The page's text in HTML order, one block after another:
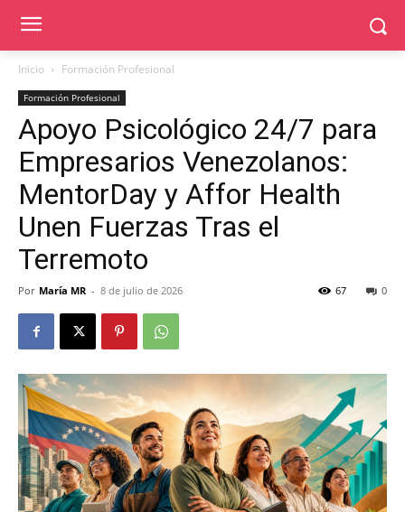
Inicio Formación Profesional
Formación Profesional
Apoyo Psicológico 24/7 para
Empresarios Venezolanos:
MentorDay y Affor Health
Unen Fuerzas Tras el
Terremoto
Por María MR - 8 de julio de 2026 0
67